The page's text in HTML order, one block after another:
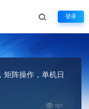
登录
矩阵操作，单机日
137